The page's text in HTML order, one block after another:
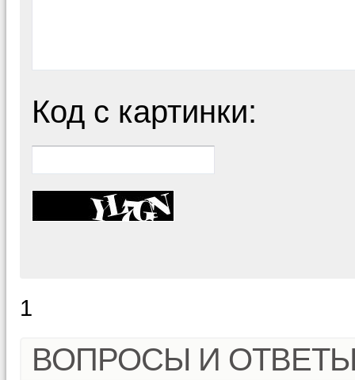
Код с картинки:
1
ВОПРОСЫ И